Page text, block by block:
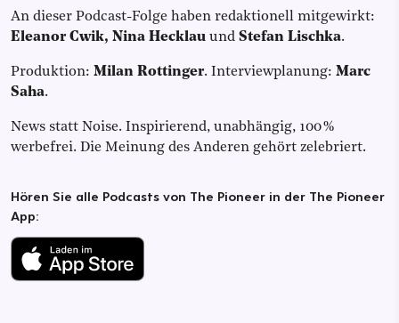
An dieser Podcast-Folge haben redaktionell mitgewirkt:
Eleanor Cwik, Nina Hecklau und Stefan Lischka.
Produktion: Milan Rottinger. Interviewplanung: Marc
Saha.
News statt Noise. Inspirierend, unabhängig, 100 %
werbefrei. Die Meinung des Anderen gehört zelebriert.
Hören Sie alle Podcasts von The Pioneer in der The Pioneer
App: